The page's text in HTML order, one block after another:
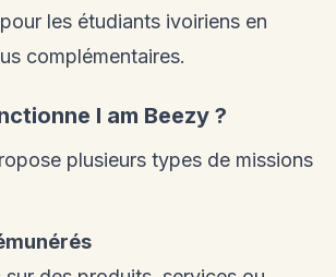
les étudiants ivoiriens en
complémentaires.
I am Beezy ?
plusieurs types de missions